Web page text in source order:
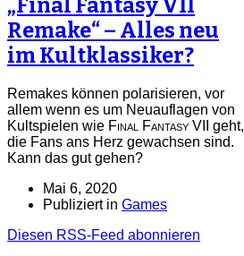
„Final Fantasy VII
Remake“ – Alles neu
im Kultklassiker?
Remakes können polarisieren, vor
allem wenn es um Neuauflagen von
Kultspielen wie Final Fantasy VII
geht,
die Fans ans Herz gewachsen sind.
Kann das gut gehen?
Mai 6, 2020
Publiziert in Games
Diesen RSS-Feed abonnieren